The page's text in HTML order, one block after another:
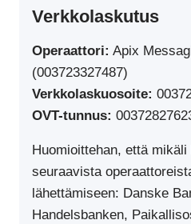
Verkkolaskutus
Operaattori: Apix
(003723327487)
Verkkolaskuosoite:
OVT-tunnus:
Huomioittehan, että
seuraavista
lähettämiseen: Danske
Handelsbanken,